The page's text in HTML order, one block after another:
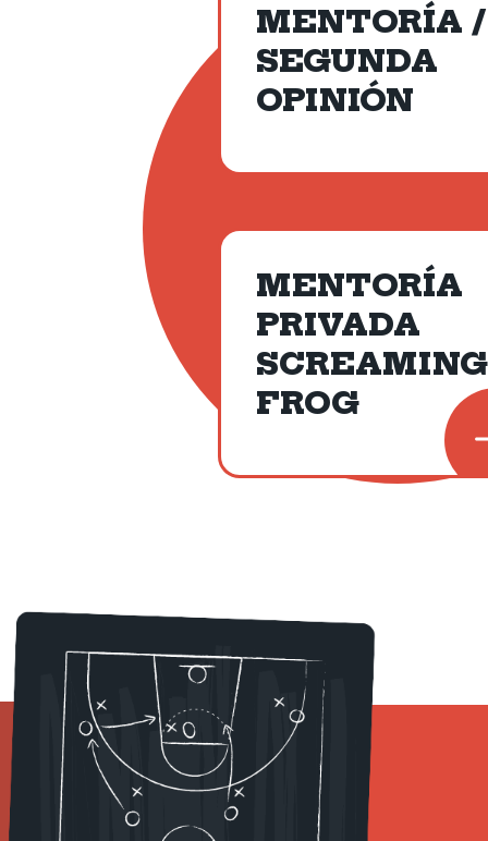
MENTORÍA /
SEGUNDA
OPINIÓN
MENTORÍA
PRIVADA
SCREAMING
FROG